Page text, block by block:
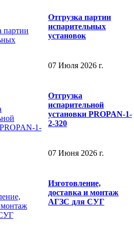
Отгрузка партии
испарительных
установок
07 Июля 2026 г.
Отгрузка
испарительной
установки PROPAN-1-
2-320
07 Июня 2026 г.
Изготовление,
доставка и монтаж
АГЗС для СУГ